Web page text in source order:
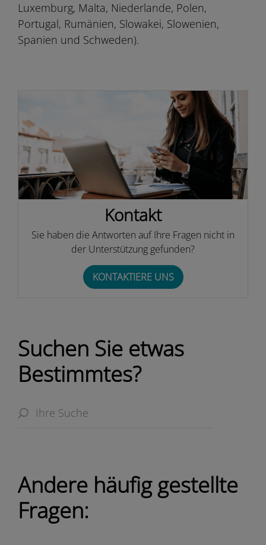
Luxemburg, Malta, Niederlande, Polen,
Portugal, Rumänien, Slowakei, Slowenien,
Spanien und Schweden).
Kontakt
Sie haben die Antworten auf Ihre Fragen nicht in
der Unterstützung gefunden?
KONTAKTIERE UNS
Suchen Sie etwas
Bestimmtes?
Andere häufig gestellte
Fragen: